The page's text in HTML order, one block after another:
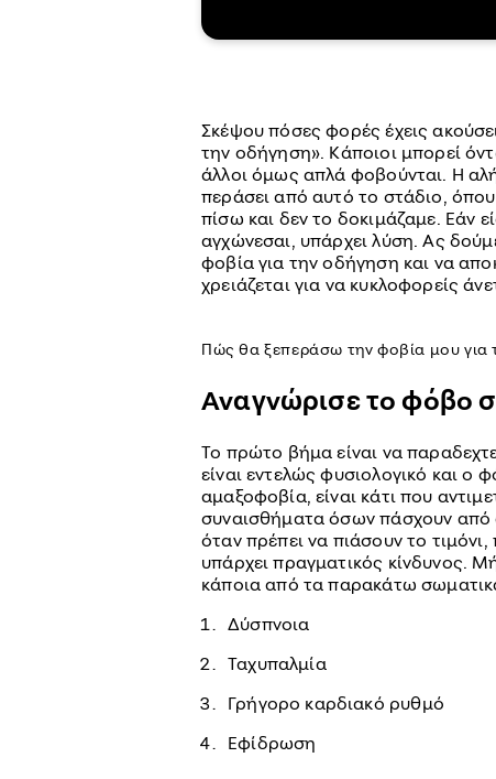
Σκέψου πόσες φορές έχεις
την οδήγηση». Κάποιοι μπορεί
άλλοι όμως απλά φοβούνται. Η
περάσει από αυτό το στάδιο,
πίσω και δεν το δοκιμάζαμε. Εάν
αγχώνεσαι, υπάρχει λύση. Ας
φοβία για την οδήγηση και να
χρειάζεται για να κυκλοφορείς
Πώς θα ξεπεράσω την φοβία μου για
Αναγνώρισε το φόβο
Το πρώτο βήμα είναι να
είναι εντελώς φυσιολογικό και
αμαξοφοβία, είναι κάτι που
συναισθήματα όσων πάσχουν από
όταν πρέπει να πιάσουν το
υπάρχει πραγματικός κίνδυνος.
κάποια από τα παρακάτω
Δύσπνοια
Ταχυπαλμία
Γρήγορο καρδιακό ρυθμό
Εφίδρωση